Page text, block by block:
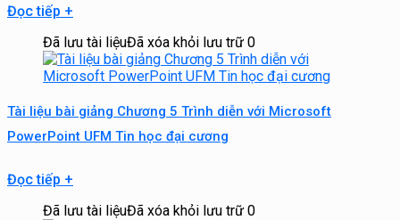
Đọc tiếp +
Đã lưu tài liệuĐã xóa khỏi lưu trữ 0
Tài liệu bài giảng Chương 5 Trình diễn với Microsoft
PowerPoint UFM Tin học đại cương
Đọc tiếp +
Đã lưu tài liệuĐã xóa khỏi lưu trữ 0